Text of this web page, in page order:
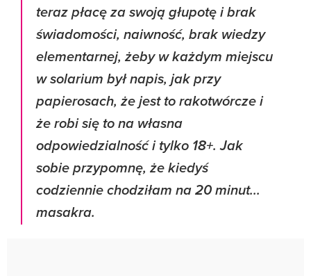
teraz płacę za swoją głupotę i brak
świadomości, naiwność, brak wiedzy
elementarnej, żeby w każdym miejscu
w solarium był napis, jak przy
papierosach, że jest to rakotwórcze i
że robi się to na własna
odpowiedzialność i tylko 18+. Jak
sobie przypomnę, że kiedyś
codziennie chodziłam na 20 minut...
masakra.